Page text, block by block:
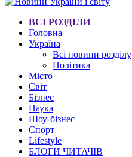
ВСІ РОЗДІЛИ
Головна
Україна
Всі новини розділу
Політика
Місто
Світ
Бізнес
Наука
Шоу-бізнес
Спорт
Lifestyle
БЛОГИ ЧИТАЧІВ